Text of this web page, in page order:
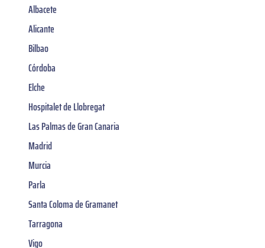
Albacete
Alicante
Bilbao
Córdoba
Elche
Hospitalet de Llobregat
Las Palmas de Gran Canaria
Madrid
Murcia
Parla
Santa Coloma de Gramanet
Tarragona
Vigo